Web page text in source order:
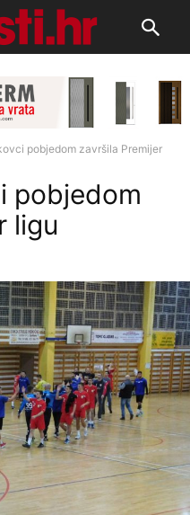
pobjedom završila Premijer
pobjedom
ligu